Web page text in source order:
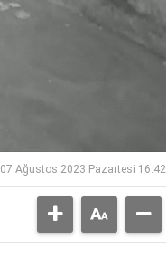
07 Ağustos 2023 Pazartesi 16:42